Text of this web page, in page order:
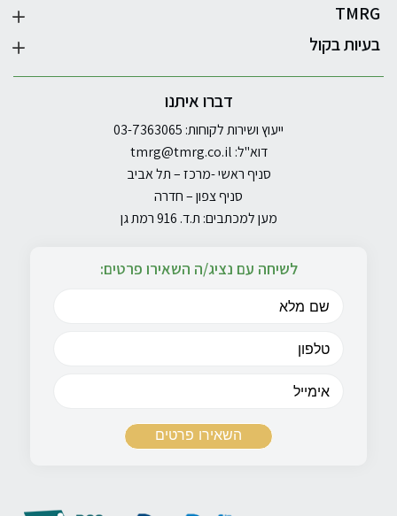
TMRG
בעיות בקול
דברו איתנו
ייעוץ ושירות לקוחות: 03-7363065
דוא"ל: tmrg@tmrg.co.il
סניף ראשי -מרכז – תל אביב
סניף צפון – חדרה
מען למכתבים: ת.ד. 916 רמת גן
לשיחה עם נציג/ה השאירו פרטים: